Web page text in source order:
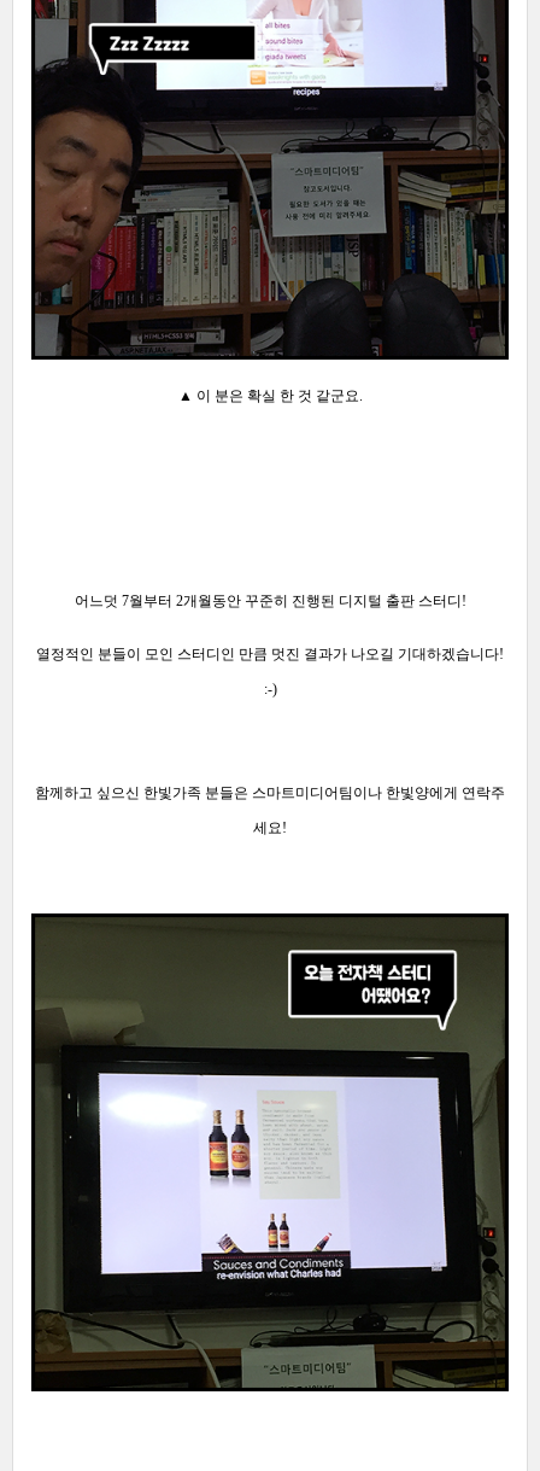
▲ 이 분은 확실 한 것 같군요.
어느덧 7월부터 2개월동안 꾸준히 진행된 디지털 출판 스터디!
열정적인 분들이 모인 스터디인 만큼 멋진 결과가 나오길 기대하겠습니다!
:-)
함께하고 싶으신 한빛가족 분들은 스마트미디어팀이나 한빛양에게 연락주
세요!